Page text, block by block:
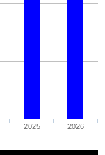
2025 2026